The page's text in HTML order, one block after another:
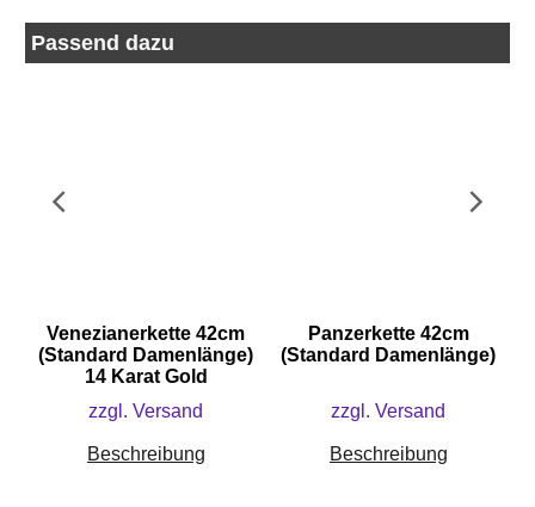
Passend dazu
Venezianerkette 42cm
(Standard Damenlänge)
14 Karat Gold
zzgl. Versand
Beschreibung
Panzerkette 42cm
(Standard Damenlänge)
zzgl. Versand
Beschreibung